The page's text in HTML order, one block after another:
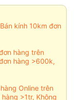
kính 10km đơn
hàng trên
hàng >600k,
Online trên
>1tr, Không